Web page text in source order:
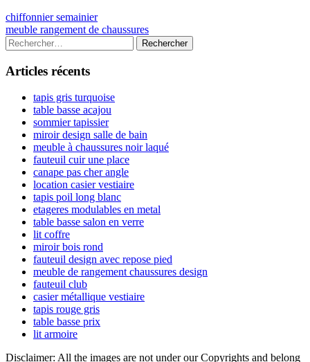
Navigation
de
l’article
Previous
article:
chiffonnier semainier
Next
article:
meuble rangement de chaussures
Colonne
latérale
principale
Rechercher :
Articles récents
tapis gris turquoise
table basse acajou
sommier tapissier
miroir design salle de bain
meuble à chaussures noir laqué
fauteuil cuir une place
canape pas cher angle
location casier vestiaire
tapis poil long blanc
etageres modulables en metal
table basse salon en verre
lit coffre
miroir bois rond
fauteuil design avec repose pied
meuble de rangement chaussures design
fauteuil club
casier métallique vestiaire
tapis rouge gris
table basse prix
lit armoire
Disclaimer: All the images are not under our Copyrights and belong